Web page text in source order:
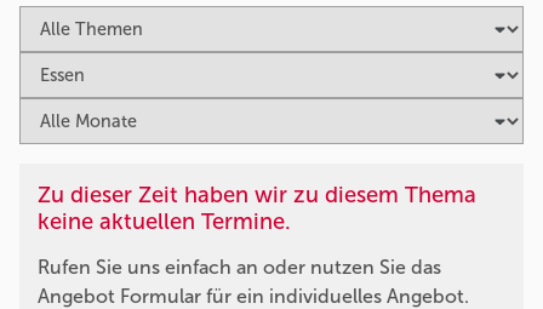
Zu dieser Zeit haben wir zu diesem Thema
keine aktuellen Termine.
Rufen Sie uns einfach an oder nutzen Sie das
Angebot Formular für ein individuelles Angebot.